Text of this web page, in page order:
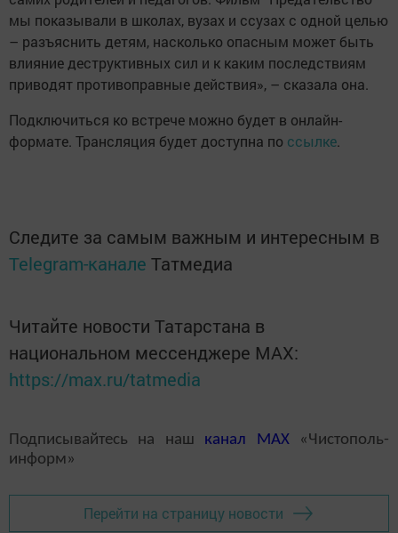
мы показывали в школах, вузах и ссузах с одной целью
– разъяснить детям, насколько опасным может быть
влияние деструктивных сил и к каким последствиям
приводят противоправные действия», – сказала она.
Подключиться ко встрече можно будет в онлайн-
формате. Трансляция будет доступна по ссылке.
Следите за самым важным и интересным в
Telegram-канале Татмедиа
Читайте новости Татарстана в
национальном мессенджере MАХ:
https://max.ru/tatmedia
Подписывайтесь на наш канал MAX«Чистополь-
информ»
Перейти на страницу новости